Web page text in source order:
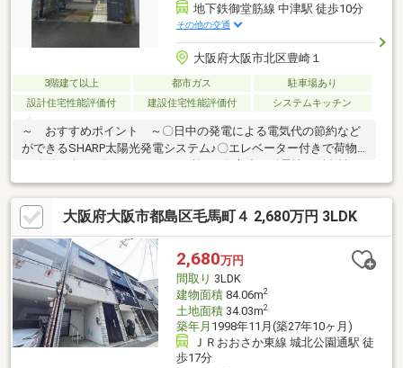
地下鉄御堂筋線 中津駅 徒歩10分
その他の交通
大阪府大阪市北区豊崎１
3階建て以上 都市ガス
駐車場あり
設計住宅性能評価付
建設住宅性能評価付 システムキッチン
～ おすすめポイント ～〇日中の発電による電気代の節約など
ができるSHARP太陽光発電システム♪〇エレベーター付きで荷物
の移動も楽々♪〇セキスイハイム施工♪〇木造よ耐震性・耐久性が
高い軽量鉄骨造♪〇２０１２年１２月建築♪〇１階東側の窓はシャ
ッター雨戸で防犯面も安心♪〇３ＬＤＫ＋２Ｓ＋駐車スペースあり
♪〇住宅性能評価書取得物件♪
大阪府大阪市都島区毛馬町４ 2,680万円 3LDK
2,680万円
間取り 3LDK
建物面積84.06m2
土地面積34.03m2
築年月 1998年11月(築27年10ヶ月)
ＪＲおおさか東線 城北公園通駅 徒
歩17分